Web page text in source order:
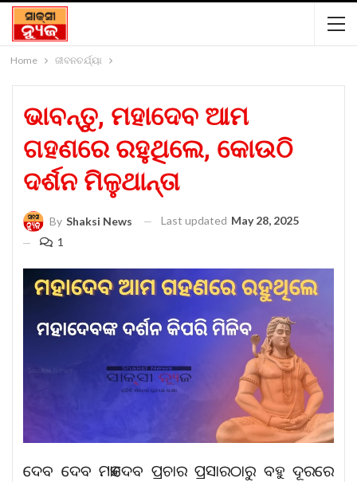
Home ଜୀବନଚର୍ଯ୍ୟା
ଭାବନ୍ତୁ, ମହାଦେବ ଆମ
ଗହଣରେ ରହୁଥିଲେ, କୋଉଠି
ଦର୍ଶନ ମିଳୁଥାନ୍ତା
By Shaksi News Last updated May 28, 2025
1
ଦେବ ଦେବ ମହାଦେବ ପ୍ରଚାର ପ୍ରସାରଠାରୁ ବହୁ ଦୂରରେ